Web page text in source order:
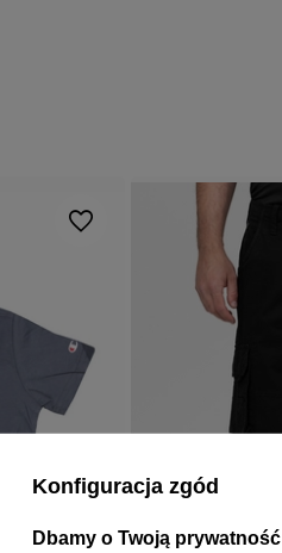
Konfiguracja zgód
Dbamy o Twoją prywatność